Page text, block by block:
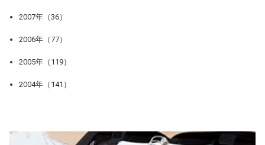
2007年（36）
2006年（77）
2005年（119）
2004年（141）